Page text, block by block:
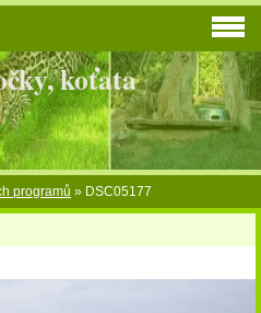
koťata
programů » DSC05177